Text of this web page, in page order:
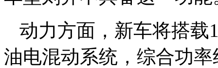
动力方面，新车将搭载
油电混动系统，综合功